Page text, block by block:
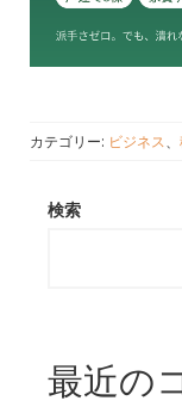
カテゴリー: ビジネス、
検索
最近の